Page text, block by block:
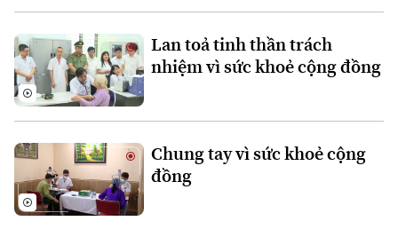
Lan toả tinh thần trách
nhiệm vì sức khoẻ cộng đồng
Chung tay vì sức khoẻ cộng
đồng